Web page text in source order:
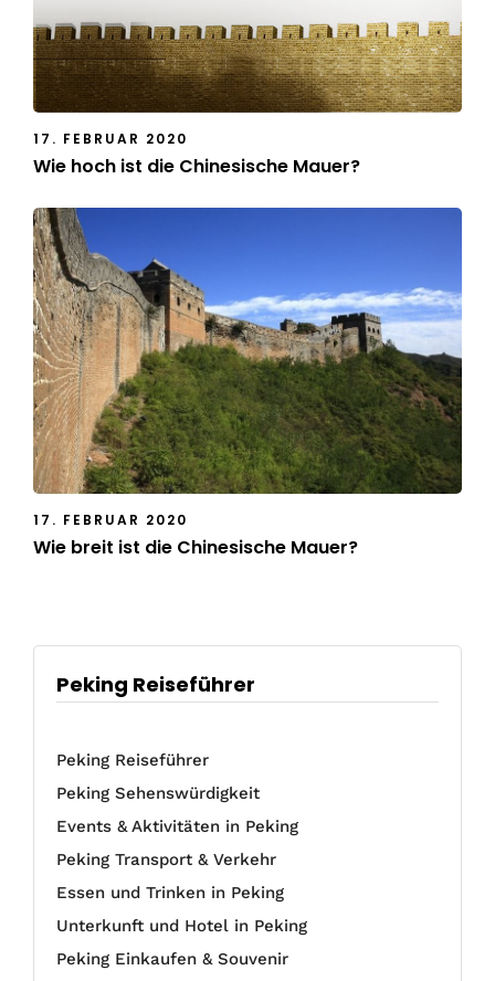
17. FEBRUAR 2020
Wie hoch ist die Chinesische Mauer?
17. FEBRUAR 2020
Wie breit ist die Chinesische Mauer?
Peking Reiseführer
Peking Reiseführer
Peking Sehenswürdigkeit
Events & Aktivitäten in Peking
Peking Transport & Verkehr
Essen und Trinken in Peking
Unterkunft und Hotel in Peking
Peking Einkaufen & Souvenir